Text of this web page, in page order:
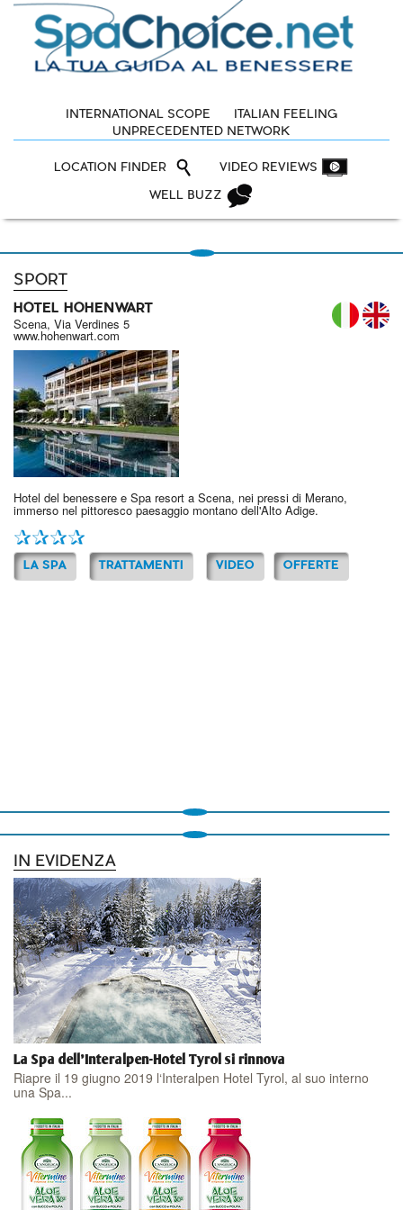
INTERNATIONAL SCOPE
ITALIAN FEELING
UNPRECEDENTED NETWORK
LOCATION FINDER VIDEO REVIEWS
WELL BUZZ
SPORT
IT
HOTEL HOHENWART
Scena, Via Verdines 5
www.hohenwart.com
Hotel del benessere e Spa resort a Scena, nei pressi di Merano,
immerso nel pittoresco paesaggio montano dell'Alto Adige.
LA SPA TRATTAMENTI VIDEO OFFERTE
IN EVIDENZA
La Spa dell'Interalpen-Hotel Tyrol si rinnova
Riapre il 19 giugno 2019 l‘Interalpen Hotel Tyrol, al suo interno
una Spa...